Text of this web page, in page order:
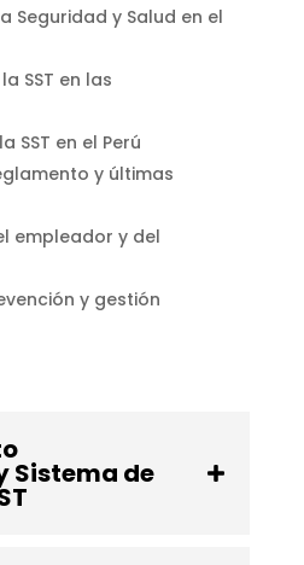
Seguridad y Salud en el
SST en las
SST en el Perú
y últimas
empleador y del
y gestión
Sistema de